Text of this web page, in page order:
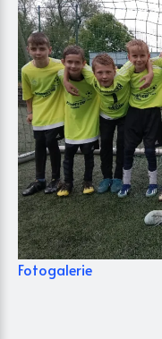
Fotogalerie